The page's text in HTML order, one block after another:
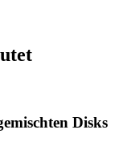
Disks